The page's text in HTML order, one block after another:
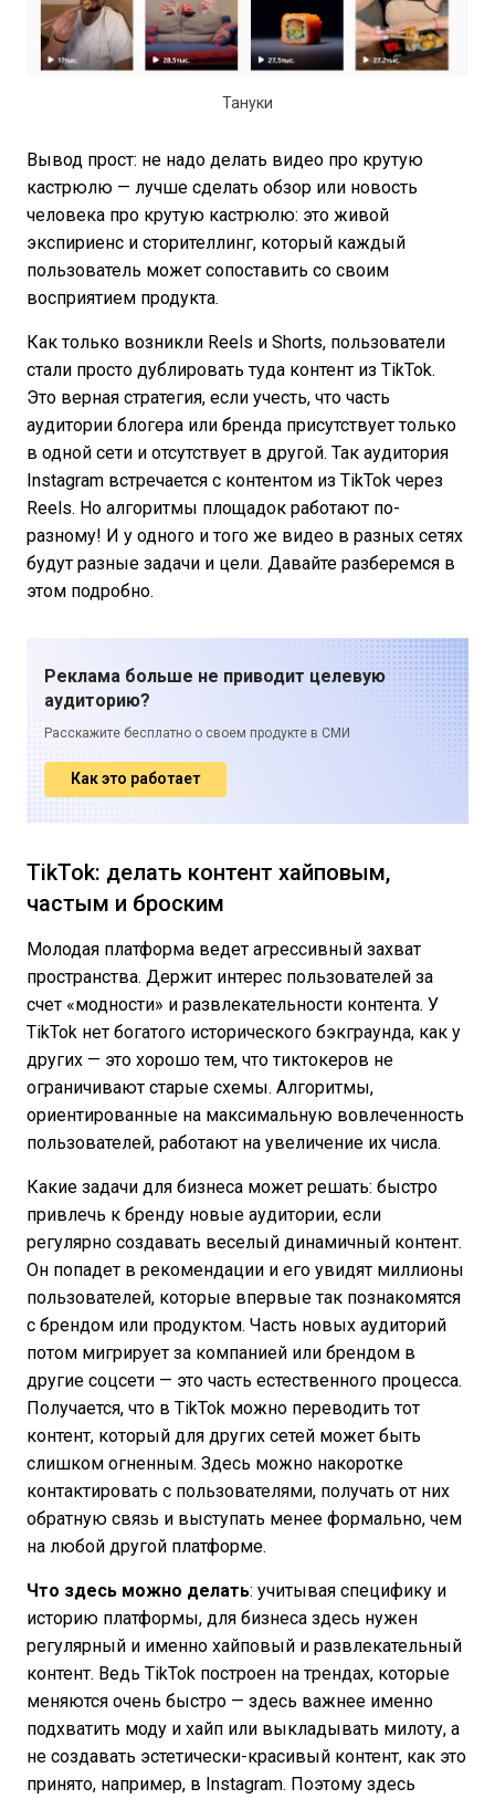
Тануки
Вывод прост: не надо делать видео про крутую
кастрюлю — лучше сделать обзор или новость
человека про крутую кастрюлю: это живой
экспириенс и сторителлинг, который каждый
пользователь может сопоставить со своим
восприятием продукта.
Как только возникли Reels и Shorts, пользователи
стали просто дублировать туда контент из TikTok.
Это верная стратегия, если учесть, что часть
аудитории блогера или бренда присутствует только
в одной сети и отсутствует в другой. Так аудитория
Instagram встречается с контентом из TikTok через
Reels. Но алгоритмы площадок работают по-
разному! И у одного и того же видео в разных сетях
будут разные задачи и цели. Давайте разберемся в
этом подробно.
Реклама больше не приводит целевую
аудиторию?
Расскажите бесплатно о своем продукте в СМИ
Как это работает
TikTok: делать контент хайповым,
частым и броским
Молодая платформа ведет агрессивный захват
пространства. Держит интерес пользователей за
счет «модности» и развлекательности контента. У
TikTok нет богатого исторического бэкграунда, как у
других — это хорошо тем, что тиктокеров не
ограничивают старые схемы. Алгоритмы,
ориентированные на максимальную вовлеченность
пользователей, работают на увеличение их числа.
Какие задачи для бизнеса может решать: быстро
привлечь к бренду новые аудитории, если
регулярно создавать веселый динамичный контент.
Он попадет в рекомендации и его увидят миллионы
пользователей, которые впервые так познакомятся
с брендом или продуктом. Часть новых аудиторий
потом мигрирует за компанией или брендом в
другие соцсети — это часть естественного процесса.
Получается, что в TikTok можно переводить тот
контент, который для других сетей может быть
слишком огненным. Здесь можно накоротке
контактировать с пользователями, получать от них
обратную связь и выступать менее формально, чем
на любой другой платформе.
Что здесь можно делать: учитывая специфику и
историю платформы, для бизнеса здесь нужен
регулярный и именно хайповый и развлекательный
контент. Ведь TikTok построен на трендах, которые
меняются очень быстро — здесь важнее именно
подхватить моду и хайп или выкладывать милоту, а
не создавать эстетически-красивый контент, как это
принято, например, в Instagram. Поэтому здесь